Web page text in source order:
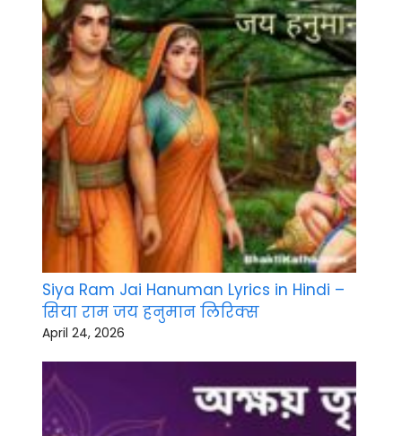
Siya Ram Jai Hanuman Lyrics in Hindi –
सिया राम जय हनुमान लिरिक्स
April 24, 2026